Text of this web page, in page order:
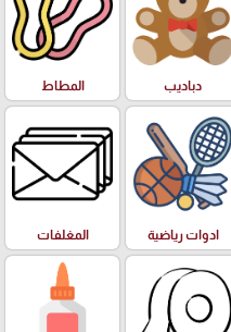
دباديب المطاط
ادوات رياضية المغلفات